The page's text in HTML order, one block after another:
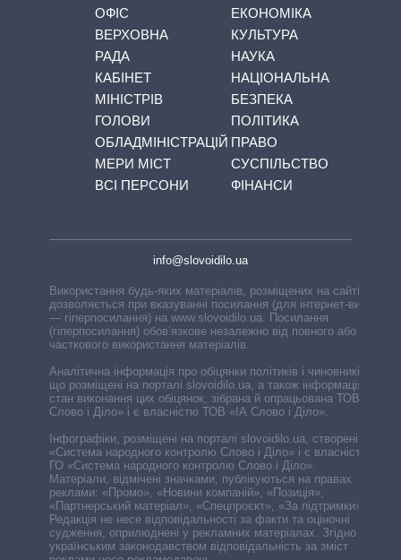
ОФІС
ВЕРХОВНА
РАДА
КАБІНЕТ
МІНІСТРІВ
ГОЛОВИ
ОБЛАДМІНІСТРАЦІЙ
МЕРИ МІСТ
ВСІ ПЕРСОНИ
ЕКОНОМІКА
КУЛЬТУРА
НАУКА
НАЦІОНАЛЬНА
БЕЗПЕКА
ПОЛІТИКА
ПРАВО
СУСПІЛЬСТВО
ФІНАНСИ
info@slovoidilo.ua
Використання будь-яких матеріалів, розміщених на сайті,
дозволяється при вказуванні посилання (для інтернет-видань
— гіперпосилання) на www.slovoidilo.ua. Посилання
(гіперпосилання) обов’язкове незалежно від повного або
часткового використання матеріалів.
Аналітична інформація про обіцянки політиків і чиновників,
що розміщені на порталі slovoidilo.ua, а також інформація про
стан виконання цих обіцянок, зібрана й опрацьована ТОВ «ІА
Слово і Діло» і є власністю ТОВ «ІА Слово і Діло».
Інфографіки, розміщені на порталі slovoidilo.ua, створені ГО
«Система народного контролю Слово і Діло» і є власністю
ГО «Система народного контролю Слово і Діло».
Матеріали, відмічені значками, публікуються на правах
реклами: «Промо», «Новини компаній», «Позиція»,
«Партнерський матеріал», «Спецпроєкт», «За підтримки».
Редакція не несе відповідальності за факти та оціночні
судження, оприлюднені у рекламних матеріалах. Згідно з
українським законодавством відповідальність за зміст